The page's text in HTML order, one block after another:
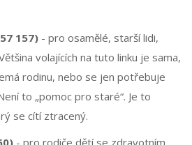
157) - pro osamělé, starší lidi,
volajících na tuto linku je sama,
rodinu, nebo se jen potřebuje
to „pomoc pro staré“. Je to
se cítí ztracený.